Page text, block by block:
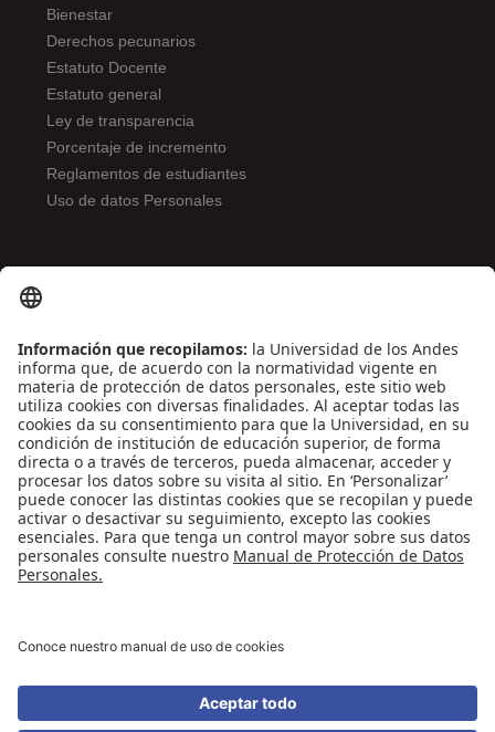
Bienestar
Derechos pecunarios
Estatuto Docente
Estatuto general
Ley de transparencia
Porcentaje de incremento
Reglamentos de estudiantes
Uso de datos Personales
Contáctenos
Biblioguías
Preguntas frecuentes
Capacitación
Directrices
Entretenimiento
Compra de libros y material audiovisual